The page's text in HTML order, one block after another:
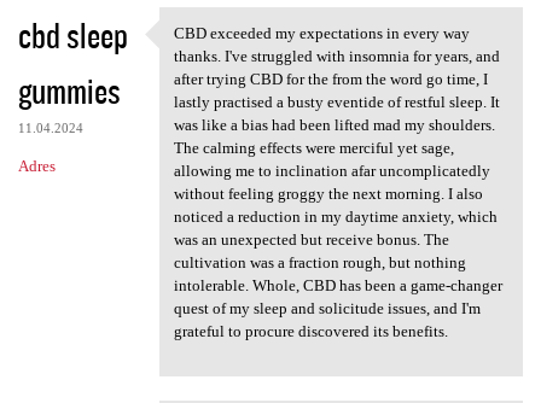
cbd sleep
gummies
11.04.2024
Adres
CBD exceeded my expectations
CBD exceeded my expectations in every way
thanks. I've struggled with insomnia for years, and
after trying CBD for the from the word go time, I
lastly practised a busty eventide of restful sleep. It
was like a bias had been lifted mad my shoulders.
The calming effects were merciful yet sage,
allowing me to inclination afar uncomplicatedly
without feeling groggy the next morning. I also
noticed a reduction in my daytime anxiety, which
was an unexpected but receive bonus. The
cultivation was a fraction rough, but nothing
intolerable. Whole, CBD has been a game-changer
quest of my sleep and solicitude issues, and I'm
grateful to procure discovered its benefits.